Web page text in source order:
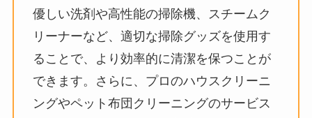
優しい洗剤や高性能の掃除機、スチームク
リーナーなど、適切な掃除グッズを使用す
ることで、より効率的に清潔を保つことが
できます。さらに、プロのハウスクリーニ
ングやペット布団クリーニングのサービス